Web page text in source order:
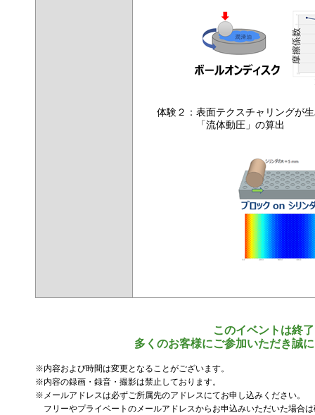
体験２：表面テクスチャリングが生
「流体動圧」の算出
このイベントは終
多くのお客様にご参加いただき誠
※内容および時間は変更となることがございます。
※内容の録画・録音・撮影は禁止しております。
※メールアドレスは必ずご所属先のアドレスにてお申し込みください。
フリーやプライベートのメールアドレスからお申込みいただいた場合